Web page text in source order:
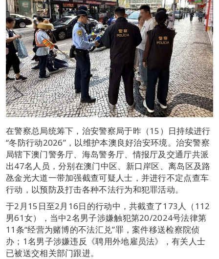
在警察总局统筹下，治安警察局于昨（15）日持续进行
“冬防行动2026”，以维护本澳良好治安环境。治安警察
局辖下澳门警务厅、海岛警务厅、情报厅及交通厅共派
出47名人员，分别在澳门中区、新口岸区、离岛区及路
氹金光大道一带加强截查可疑人士，并进行不定点查车
行动，以预防及打击各种不法行为和犯罪活动。
于2月15日至2月16日的行动中，共截查了173人（112
男61女），当中2名男子涉嫌触犯第20/2024号法律第
11条“经营为赌博的不法汇兑”罪，案件移送检察院侦
办；1名男子涉嫌违反《聘用外地雇员法》，有关人士
已被送交相关部门跟进。